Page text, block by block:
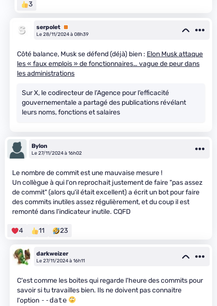
3
serpolet Premium
Le 28/11/2024 à 08h39
Côté balance, Musk se défend (déjà) bien : Elon Musk attaque
les « faux emplois » de fonctionnaires… vague de peur dans
les administrations
Sur X, le codirecteur de l’Agence pour l’efficacité
gouvernementale a partagé des publications révélant
leurs noms, fonctions et salaires
Bylon
Le 27/11/2024 à 16h02
Le nombre de commit est une mauvaise mesure !
Un collègue à qui l'on reprochait justement de faire "pas assez
de commit" (alors qu'il était excellent) a écrit un bot pour faire
des commits inutiles assez régulièrement, et du coup il est
remonté dans l'indicateur inutile. CQFD
4 11 23
darkweizer
Le 27/11/2024 à 16h11
C'est comme les boites qui regarde l'heure des commits pour
savoir si tu travailles bien. Ils ne doivent pas connaitre
l'option --date